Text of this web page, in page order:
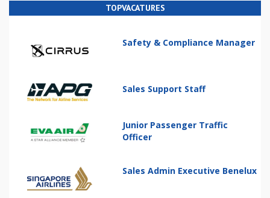
TOPVACATURES
Safety & Compliance Manager
Sales Support Staff
Junior Passenger Traffic
Officer
Sales Admin Executive Benelux